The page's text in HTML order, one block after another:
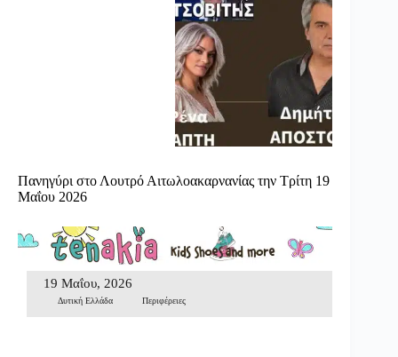
Πανηγύρι στο Λουτρό Αιτωλοακαρνανίας την Τρίτη 19
Μαΐου 2026
19 Μαΐου, 2026
Δυτική Ελλάδα Περιφέρειες